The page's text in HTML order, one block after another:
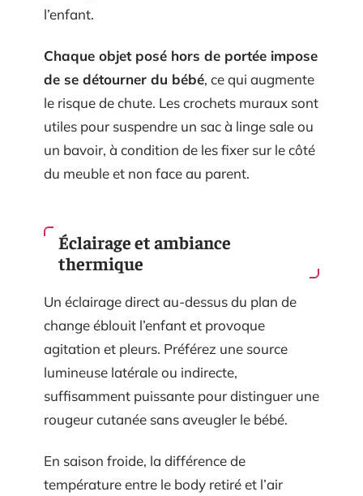
l’enfant.
Chaque objet posé hors de portée impose
de se détourner du bébé, ce qui augmente
le risque de chute. Les crochets muraux sont
utiles pour suspendre un sac à linge sale ou
un bavoir, à condition de les fixer sur le côté
du meuble et non face au parent.
Éclairage et ambiance
thermique
Un éclairage direct au-dessus du plan de
change éblouit l’enfant et provoque
agitation et pleurs. Préférez une source
lumineuse latérale ou indirecte,
suffisamment puissante pour distinguer une
rougeur cutanée sans aveugler le bébé.
En saison froide, la différence de
température entre le body retiré et l’air